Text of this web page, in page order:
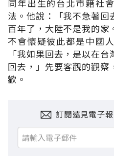
同年出生的台北市籍社
法。他說：「我不急著回
百年了，大陸不是我的家
不會懷疑彼此都是中國
「我如果回去，是以在
回去，」先要客觀的觀
歡。
訂閱遠見電子